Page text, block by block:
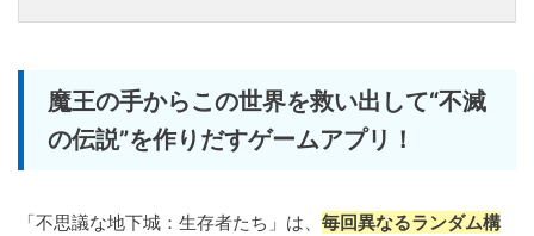
魔王の手からこの世界を救い出して“不滅
の伝説”を作りだすゲームアプリ！
「不思議な地下城：生存者たち」は、 毎回異なるランダム構